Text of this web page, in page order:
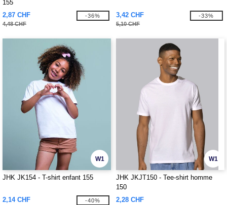
155
2,87 CHF
4,48 CHF
-36% 3,42 CHF
5,10 CHF
-33%
W1
JHK JK154 - T-shirt enfant 155
2,14 CHF -40%
W1
JHK JKJT150 - Tee-shirt homme
150
2,28 CHF